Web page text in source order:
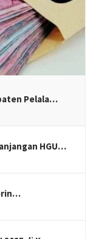
Pelala…
HGU…